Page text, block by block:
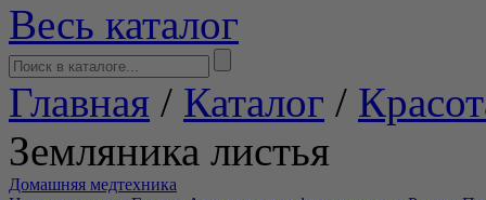
Весь каталог
Главная / Каталог /
Земляника листья
Домашняя медтехника